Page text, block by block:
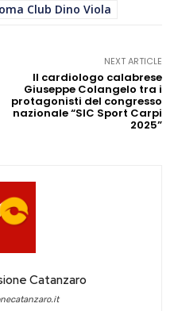
Club Dino Viola
NEXT ARTICLE
Il cardiologo calabrese
Giuseppe Colangelo tra i
protagonisti del congresso
nazionale “SIC Sport Carpi
2025”
Catanzaro